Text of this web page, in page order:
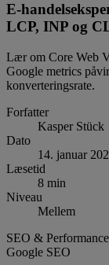
E-
LCP, INP og
Lær om Core Web
Google metrics
konverteringsrate.
Forfatter
Kasper Stück
Dato
14. januar
Læsetid
8 min
Niveau
Mellem
SEO & Performance
Google SEO